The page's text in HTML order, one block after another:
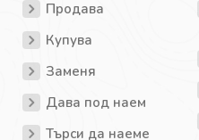
Продава
Купува
Заменя
Дава под наем
Търси да наеме